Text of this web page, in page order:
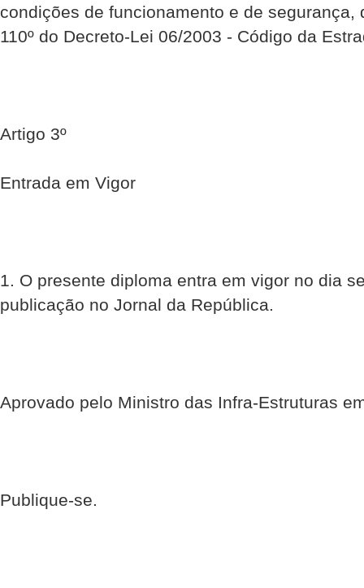
condições de funcionamento e de segurança,
110º do Decreto-Lei 06/2003 - Código da
Artigo 3º
Entrada em Vigor
1. O presente diploma entra em vigor no dia
publicação no Jornal da República.
Aprovado pelo Ministro das Infra-Estruturas
Publique-se.